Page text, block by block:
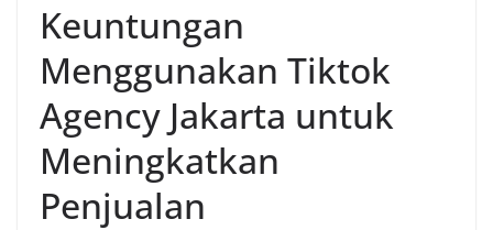
Keuntungan
Menggunakan Tiktok
Agency Jakarta untuk
Meningkatkan
Penjualan